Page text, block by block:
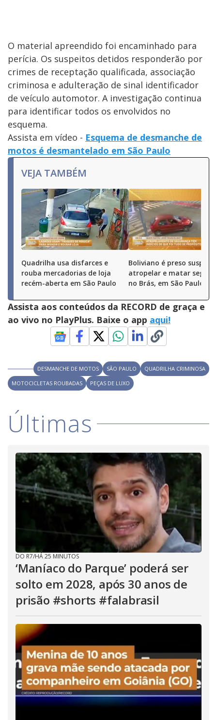
O material apreendido foi encaminhado para
perícia. Os suspeitos detidos responderão por
crimes de receptação qualificada, associação
criminosa e adulteração de sinal identificador
de veículo automotor. A investigação continua
para identificar todos os envolvidos no
esquema.
Assista em vídeo - Esquema de desmanche de
motos é desmantelado em São Paulo
VEJA TAMBÉM
Quadrilha usa disfarces e
rouba mercadorias de loja
recém-aberta em São Paulo
Boliviano é preso
atropelar e matar
no Brás, em São Paulo
Assista aos conteúdos da RECORD de graça e
ao vivo no PlayPlus. Baixe o app aqui!
DESMANCHE DE MOTOS SÃO PAULO
QUADRILHA CRIMINOSA
MOTOCICLETAS ROUBADAS
PEÇAS DE LUXO
Últimas
DO R7/HÁ 25 MINUTOS
‘Maníaco do Parque’ poderá ser
solto em 2028, após 30 anos de
prisão #shorts #falabrasil